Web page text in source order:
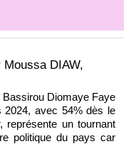
Moussa DIAW,
Bassirou Diomaye Faye
2024, avec 54% dès le
représente un tournant
politique du pays car